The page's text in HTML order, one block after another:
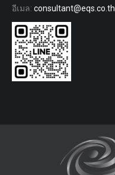
อีเมล: consultant@eqs.co.th